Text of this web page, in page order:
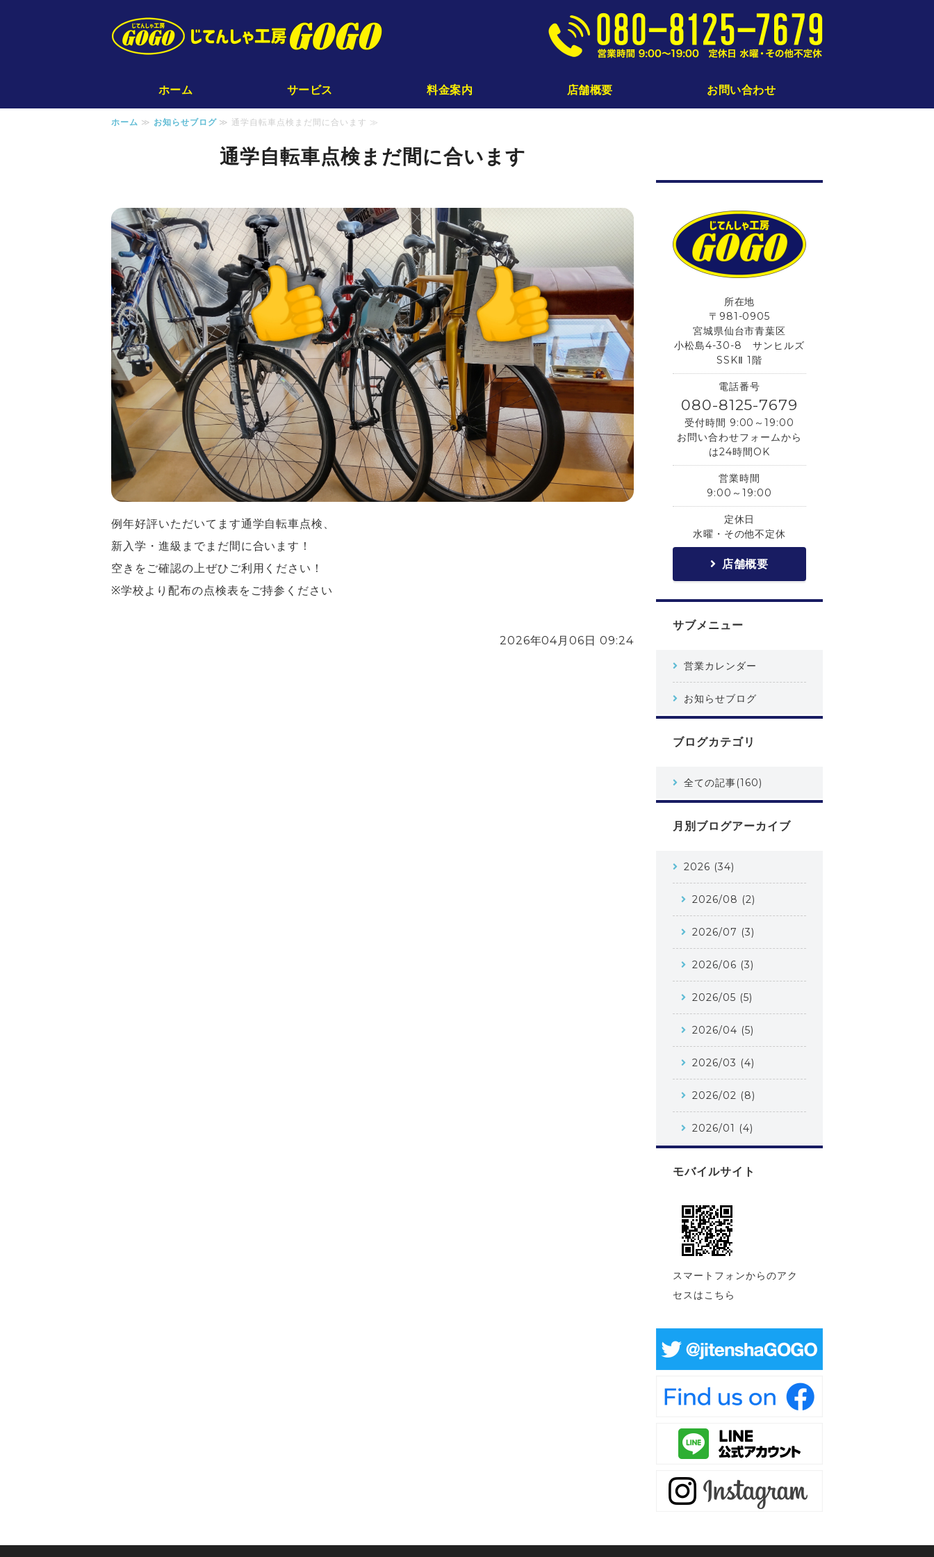
じてんしゃ工房GOGO｜仙台の小さな小さな自転車修理屋さん｜
ホーム サービス 料金案内 店舗概要 お問い合わせ
ホーム ≫ お知らせブログ≫ 通学自転車点検まだ間に合います ≫
通学自転車点検まだ間に合います
例年好評いただいてます通学自転車点検、
新入学・進級までまだ間に合います！
空きをご確認の上ぜひご利用ください！
※学校より配布の点検表をご持参ください
2026年04月06日 09:24
所在地
〒981-0905
宮城県仙台市青葉区
小松島4-30-8 サンヒルズ
SSKⅡ 1階
電話番号
080-8125-7679
受付時間 9:00～19:00
お問い合わせフォームから
は24時間OK
営業時間
9:00～19:00
定休日
水曜・その他不定休
店舗概要
サブメニュー
営業カレンダー
お知らせブログ
ブログカテゴリ
全ての記事(160)
月別ブログアーカイブ
2026 (34)
2026/08 (2)
2026/07 (3)
2026/06 (3)
2026/05 (5)
2026/04 (5)
2026/03 (4)
2026/02 (8)
2026/01 (4)
モバイルサイト
スマートフォンからのアク
セスはこちら